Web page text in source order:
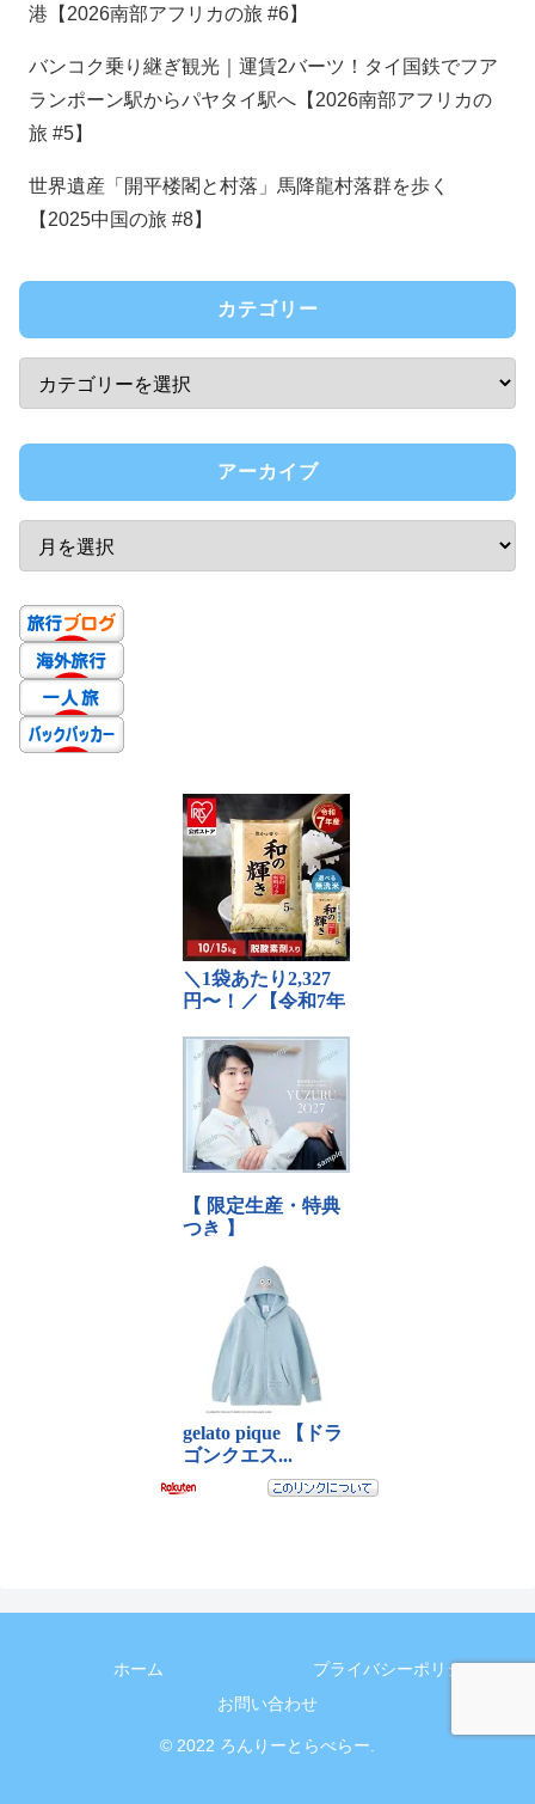
港【2026南部アフリカの旅 #6】
バンコク乗り継ぎ観光｜運賃2バーツ！タイ国鉄でフア
ランポーン駅からパヤタイ駅へ【2026南部アフリカの
旅 #5】
世界遺産「開平楼閣と村落」馬降龍村落群を歩く
【2025中国の旅 #8】
カテゴリー
アーカイブ
ホーム
プライバシーポリシー
お問い合わせ
© 2022 ろんりーとらべらー.